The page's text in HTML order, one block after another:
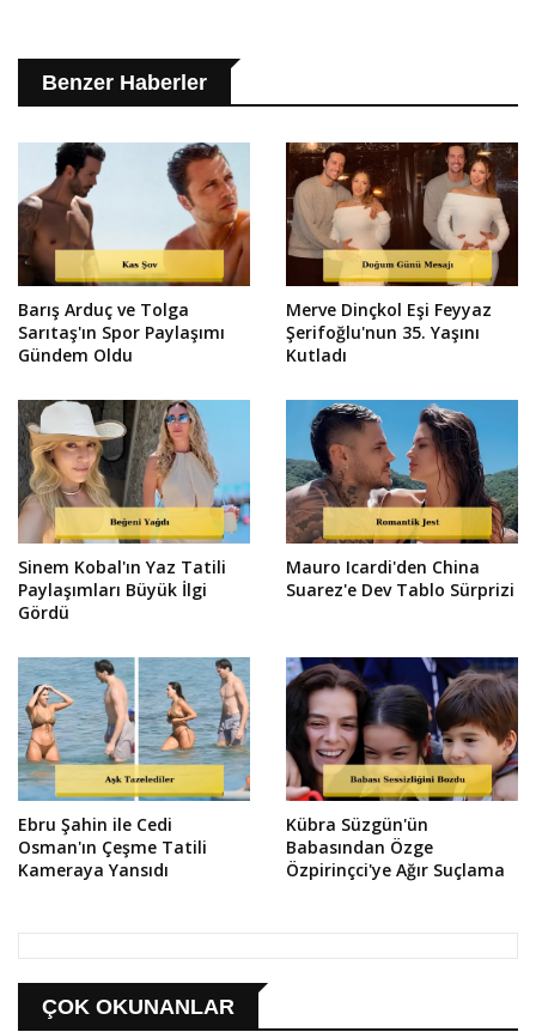
Benzer Haberler
Barış Arduç ve Tolga
Sarıtaş'ın Spor Paylaşımı
Gündem Oldu
Merve Dinçkol Eşi Feyyaz
Şerifoğlu'nun 35. Yaşını
Kutladı
Sinem Kobal'ın Yaz Tatili
Paylaşımları Büyük İlgi
Gördü
Mauro Icardi'den China
Suarez'e Dev Tablo Sürprizi
Ebru Şahin ile Cedi
Osman'ın Çeşme Tatili
Kameraya Yansıdı
Kübra Süzgün'ün
Babasından Özge
Özpirinçci'ye Ağır Suçlama
ÇOK OKUNANLAR